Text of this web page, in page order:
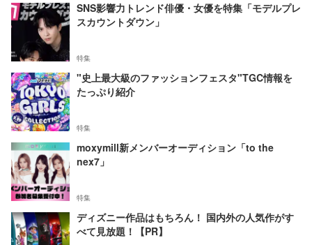
SNS影響力トレンド俳優・女優を特集「モデルプレ
スカウントダウン」
特集
"史上最大級のファッションフェスタ"TGC情報を
たっぷり紹介
特集
moxymill新メンバーオーディション「to the
nex7」
特集
ディズニー作品はもちろん！ 国内外の人気作がす
べて見放題！【PR】